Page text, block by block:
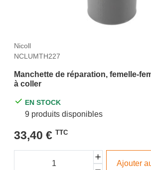
Nicoll
NCLUMTH227
Manchette de réparation, femelle-
à coller
EN STOCK
9 produits disponibles
33,40 € TTC
Ajouter